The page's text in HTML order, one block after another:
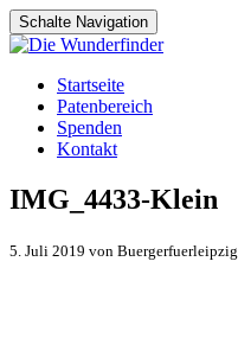
Schalte Navigation
Zum
Inhalt
springen
Startseite
Patenbereich
Spenden
Kontakt
IMG_4433-Klein
5. Juli 2019 von Buergerfuerleipzig